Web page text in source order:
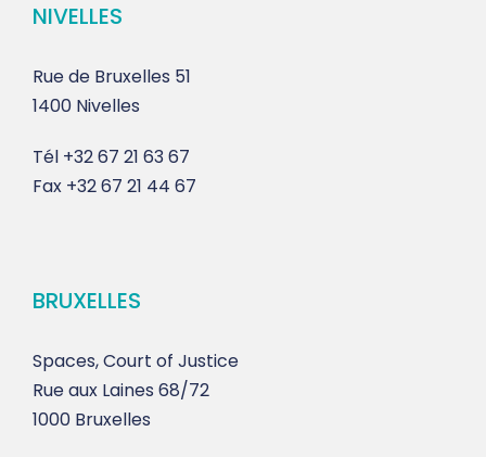
NIVELLES
Rue de Bruxelles 51
1400 Nivelles
Tél +32 67 21 63 67
Fax +32 67 21 44 67
BRUXELLES
Spaces, Court of Justice
Rue aux Laines 68/72
1000 Bruxelles